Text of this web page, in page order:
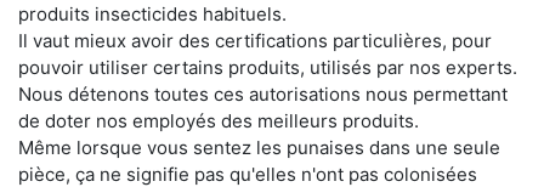
produits insecticides habituels.
Il vaut mieux avoir des certifications particulières, pour
pouvoir utiliser certains produits, utilisés par nos experts.
Nous détenons toutes ces autorisations nous permettant
de doter nos employés des meilleurs produits.
Même lorsque vous sentez les punaises dans une seule
pièce, ça ne signifie pas qu'elles n'ont pas colonisées